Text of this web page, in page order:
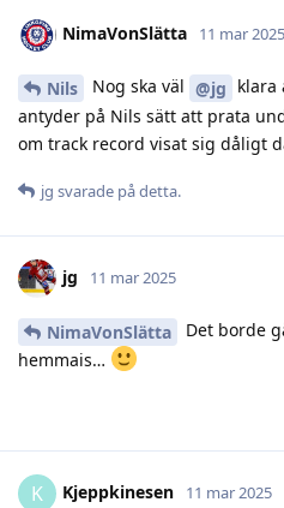
NimaVonSlätta 11 mar 2025
Nils Nog ska väl @jg klara
antyder på Nils sätt att prata
om track record visat sig dåligt
jg svarade på detta.
jg 11 mar 2025
NimaVonSlätta
Det borde
hemmais…
K Kjeppkinesen 11 mar 2025